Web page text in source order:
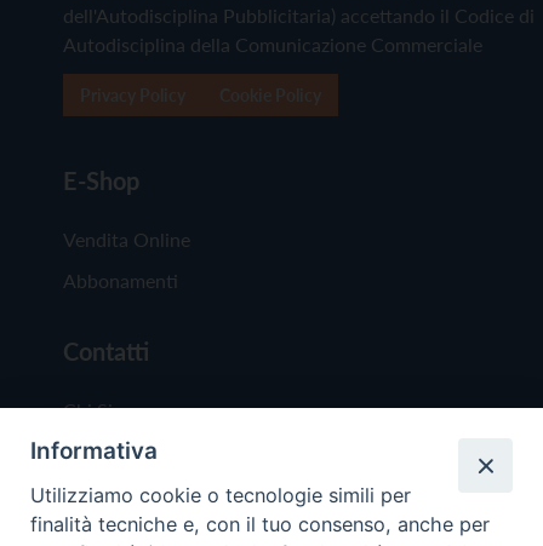
dell'Autodisciplina Pubblicitaria) accettando il Codice di
Autodisciplina della Comunicazione Commerciale
E-Shop
Vendita Online
Abbonamenti
Contatti
Chi Siamo
Redazione
Scrivici
Informativa
Utilizziamo cookie o tecnologie simili per
finalità tecniche e, con il tuo consenso, anche per